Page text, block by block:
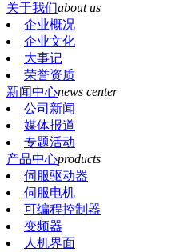
关于我们about us
企业概况
企业文化
大事记
荣誉资质
新闻中心news center
公司新闻
媒体报道
专题活动
产品中心products
伺服驱动器
伺服电机
可编程控制器
变频器
人机界面